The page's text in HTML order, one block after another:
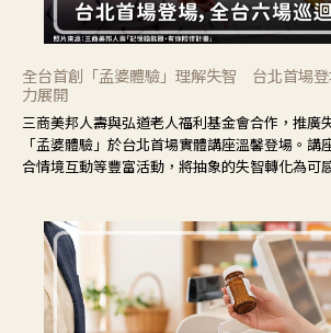
全台首創「孟婆體驗」理解失智 台北首場
力展開
三商美邦人壽與弘道老人福利基金會合作，推廣
「孟婆體驗」於台北首場實體講座溫馨登場。講
合情境互動等豐富活動，將抽象的失智轉化為可